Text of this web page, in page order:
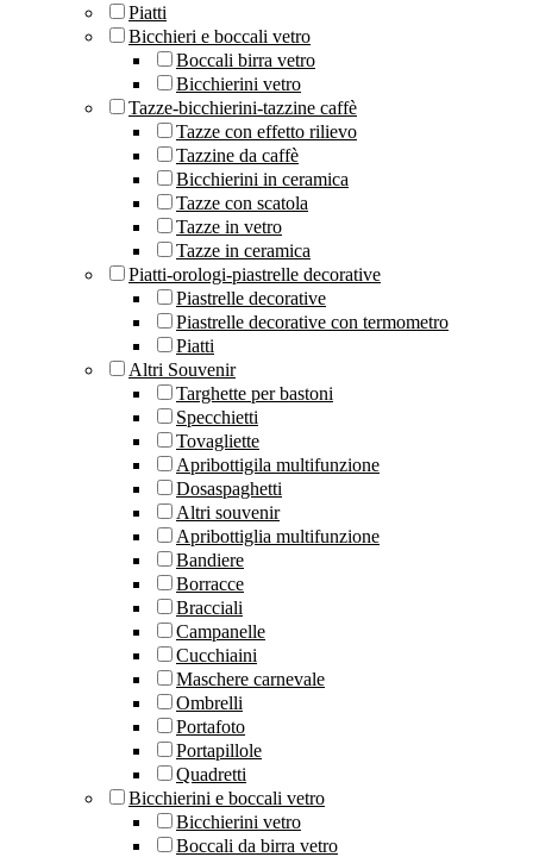
Piatti
Bicchieri e boccali vetro
Boccali birra vetro
Bicchierini vetro
Tazze-bicchierini-tazzine caffè
Tazze con effetto rilievo
Tazzine da caffè
Bicchierini in ceramica
Tazze con scatola
Tazze in vetro
Tazze in ceramica
Piatti-orologi-piastrelle decorative
Piastrelle decorative
Piastrelle decorative con termometro
Piatti
Altri Souvenir
Targhette per bastoni
Specchietti
Tovagliette
Apribottigila multifunzione
Dosaspaghetti
Altri souvenir
Apribottiglia multifunzione
Bandiere
Borracce
Bracciali
Campanelle
Cucchiaini
Maschere carnevale
Ombrelli
Portafoto
Portapillole
Quadretti
Bicchierini e boccali vetro
Bicchierini vetro
Boccali da birra vetro